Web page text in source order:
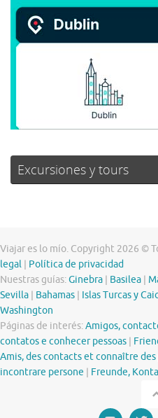
Excursiones y tours
Viajar es lo mío. Copyright 2026 ©
legal
Política de privacidad
Nuestras guías:Ginebra Basilea
Sevilla
Bahamas Islas Turcas y
Washington
Páginas de interés:Amigos,
contatos e conhecer pessoas
Amis, des contacts et connaître des
incontrare persone
Freunde,